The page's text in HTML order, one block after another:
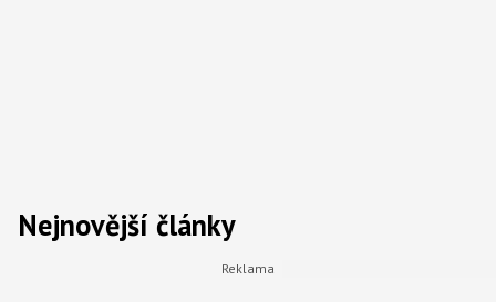
Nejnovější články